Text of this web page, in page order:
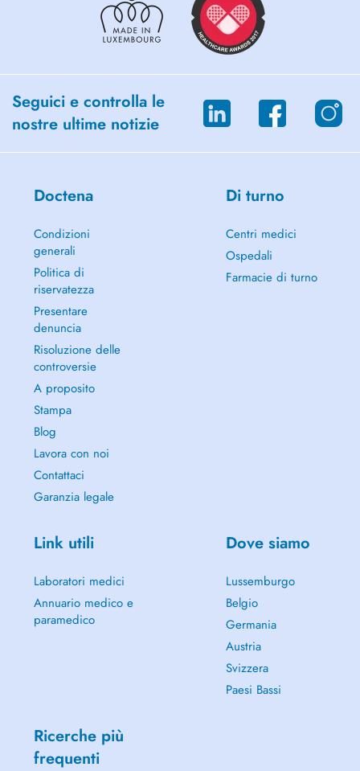
Seguici e controlla le
nostre ultime notizie
Doctena
Condizioni
generali
Politica di
riservatezza
Presentare
denuncia
Risoluzione delle
controversie
A proposito
Stampa
Blog
Lavora con noi
Contattaci
Garanzia legale
Di turno
Centri medici
Ospedali
Farmacie di turno
Link utili
Laboratori medici
Annuario medico e
paramedico
Dove siamo
Lussemburgo
Belgio
Germania
Austria
Svizzera
Paesi Bassi
Ricerche più
frequenti